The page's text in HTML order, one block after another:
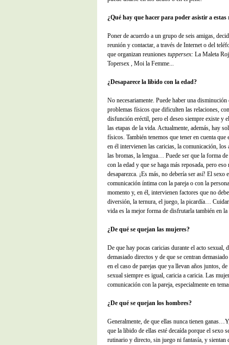
¿Qué hay que hacer para poder asistir a estas
Poner de acuerdo a un grupo de seis amigas,
reunión y contactar, a través de Internet o del
que organizan reuniones tuppersex: La Maleta
Topersex , Moi la Femme...
¿Desaparece la libido con la edad?
No necesariamente. Puede haber una
problemas físicos que dificulten las relaciones,
disfunción eréctil, pero el deseo siempre existe y
las etapas de la vida. Actualmente, además, hay
físicos. También tenemos que tener en cuenta
en él intervienen las caricias, la comunicación, los
las bromas, la lengua… Puede ser que la forma
con la edad y que se haga más reposada, pero
desaparezca. ¡Es más, no debería ser así! El sexo
comunicación íntima con la pareja o con la
momento y, en él, intervienen factores que no
diversión, la ternura, el juego, la picardía…
vida es la mejor forma de disfrutarla también en la
¿De qué se quejan las mujeres?
De que hay pocas caricias durante el acto sexual,
demasiado directos y de que se centran
en el caso de parejas que ya llevan años juntos,
sexual siempre es igual, caricia a caricia. Las
comunicación con la pareja, especialmente en
¿De qué se quejan los hombres?
Generalmente, de que ellas nunca tienen
que la libido de ellas esté decaída porque el sexo
rutinario y directo, sin juego ni fantasía, y sientan